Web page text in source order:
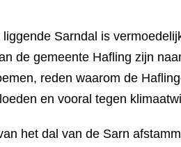
Sarndal is
de gemeente Hafling zijn
reden waarom de
en vooral tegen
het dal van de Sarn